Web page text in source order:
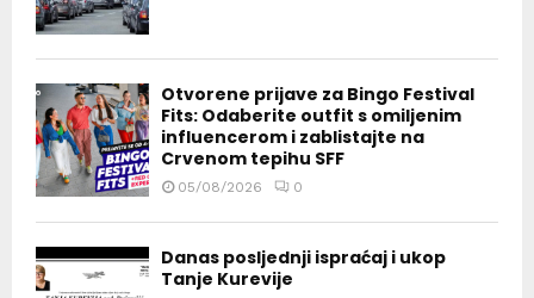
Otvorene prijave za Bingo Festival
Fits: Odaberite outfit s omiljenim
influencerom i zablistajte na
Crvenom tepihu SFF
05/08/2026 0
Danas posljednji ispraćaj i ukop
Tanje Kurevije